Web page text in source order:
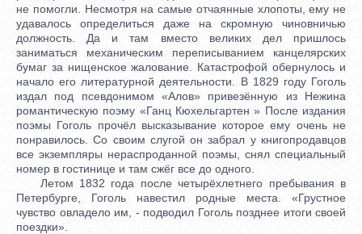
не помогли. Несмотря на самые отчаянные хлопоты, ему не
удавалось определиться даже на скромную чиновничью
должность. Да и там вместо великих дел пришлось
заниматься механическим переписыванием канцелярских
бумаг за нищенское жалование. Катастрофой обернулось и
начало его литературной деятельности. В 1829 году Гоголь
издал под псевдонимом «Алов» привезённую из Нежина
романтическую поэму «Ганц Кюхельгартен » После издания
поэмы Гоголь прочёл высказывание которое ему очень не
понравилось. Со своим слугой он забрал у книгопродавцов
все экземпляры нераспроданной поэмы, снял специальный
номер в гостинице и там сжёг все до одного.
Летом 1832 года после четырёхлетнего пребывания в
Петербурге, Гоголь навестил родные места. «Грустное
чувство овладело им, - подводил Гоголь позднее итоги своей
поездки».